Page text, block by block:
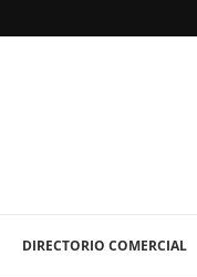
DIRECTORIO COMERCIAL